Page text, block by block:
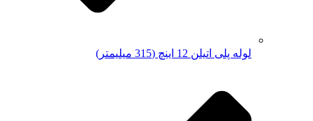
لوله پلی اتیلن 12 اینچ (315 میلیمتر)